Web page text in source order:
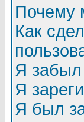
Почему
Как
Я забыл
Я
Я был